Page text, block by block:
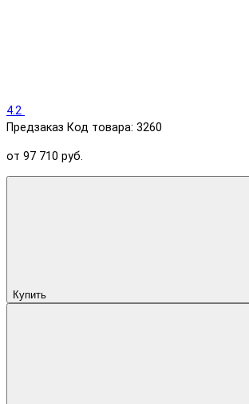
4.2
Предзаказ Код товара: 3260
от 97 710 руб.
Купить